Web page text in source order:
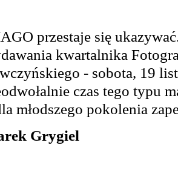
przestaje się
kwartalnika
- sobota, 19
czas tego typu
młodszego pokolenia
Grygiel